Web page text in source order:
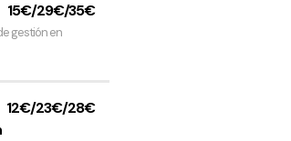
15€/29€/35€
gestión en
12€/23€/28€